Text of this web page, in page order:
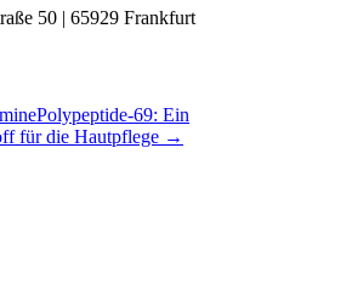
50 | 65929 Frankfurt
Polypeptide-69: Ein
für die Hautpflege →